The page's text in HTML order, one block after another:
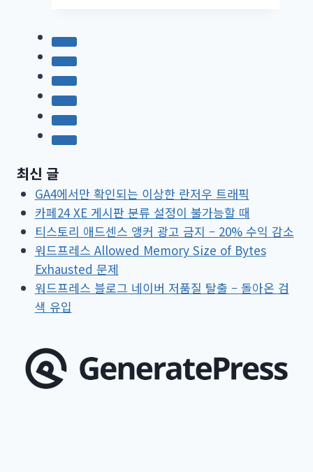
마
최신 글
GA4에서만 확인되는 이상한 란저우 트래픽
카페24 XE 게시판 분류 설정이 불가능할 때
티스토리 애드센스 앵커 광고 금지 – 20% 수익 감소
워드프레스 Allowed Memory Size of Bytes
Exhausted 문제
워드프레스 블로그 네이버 저품질 탈출 – 돌아온 검
색 유입